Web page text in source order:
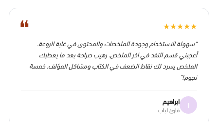
❝ ★
★
★
★
★
“سهولة الاستخدام وجودة الملخصات والمحتوى في غاية الروعة.
أعجبني قسم النقد في اخر الملخص. رهيب صراحة بعد ما يعطيك
الملخص يسرد لك نقاط الضعف في الكتاب ومشاكل المؤلف. خمسة
نجوم!”
ا ابراهيم
قارئ لباب